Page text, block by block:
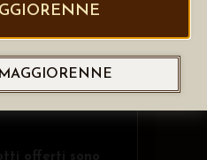
questa